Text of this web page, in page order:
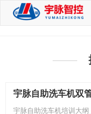
宇脉自助洗车机双
宇脉自助洗车机培训大